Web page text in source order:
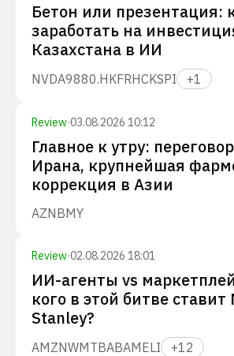
Бетон или презентация:
заработать на
Казахстана в ИИ
NVDA9880.HKFRHCKSPI +1
Review·03.08.2026 10:12
Главное к утру:
Ирана, крупнейшая
коррекция в Азии
AZNBMY
Review·02.08.2026 18:01
ИИ-агенты vs
кого в этой битве ставит
Stanley?
AMZNWMTBABAMELI +12